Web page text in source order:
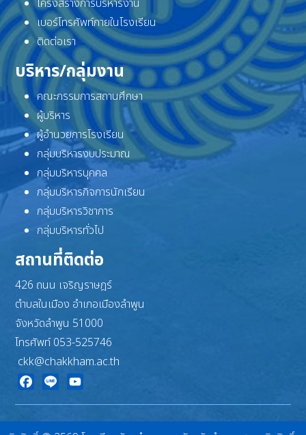
โครงสร้างการบริหารงาน
เบอร์โทรศัพท์ภายในโรงเรียน
ติดต่อเรา
บริหาร/กลุ่มงาน
คณะกรรมการสถานศึกษา
ผู้บริหาร
ผู้อำนวยการโรงเรียน
กลุ่มบริหารงบประมาณ
กลุ่มบริหารบุคคล
กลุ่มบริหารกิจการนักเรียน
กลุ่มบริหารวิชาการ
กลุ่มบริหารทั่วไป
สถานที่ติดต่อ
426 ถนน เจริญราษฎร์
ตำบลในเมือง อำเภอเมืองลำพูน
จังหวัดลำพูน 51000
โทรศัพท์ 053-525746
ckk@chakkham.ac.th